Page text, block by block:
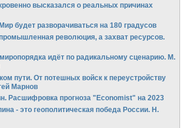
высказался о реальных причинах
будет разворачиваться на 180 градусов
революция, а захват ресурсов.
идёт по радикальному сценарию. М.
пути. От потешных войск к переустройству
Марнов
Расшифровка прогноза "Economist" на 2023
- это геополитическая победа России. Н.